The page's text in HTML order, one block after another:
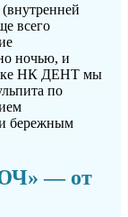
всего
ночью, и
НК ДЕНТ мы
по
и бережным
— от